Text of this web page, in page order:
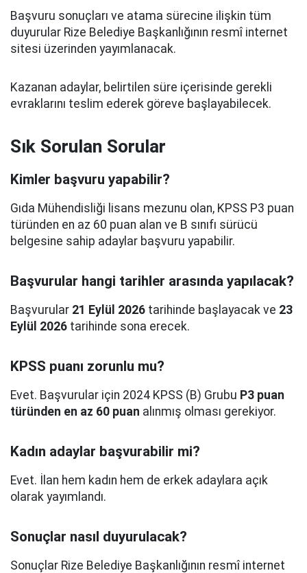
Başvuru sonuçları ve atama sürecine ilişkin tüm
duyurular Rize Belediye Başkanlığının resmî internet
sitesi üzerinden yayımlanacak.
Kazanan adaylar, belirtilen süre içerisinde gerekli
evraklarını teslim ederek göreve başlayabilecek.
Sık Sorulan Sorular
Kimler başvuru yapabilir?
Gıda Mühendisliği lisans mezunu olan, KPSS P3 puan
türünden en az 60 puan alan ve B sınıfı sürücü
belgesine sahip adaylar başvuru yapabilir.
Başvurular hangi tarihler arasında yapılacak?
Başvurular 21 Eylül 2026 tarihinde başlayacak ve 23
Eylül 2026 tarihinde sona erecek.
KPSS puanı zorunlu mu?
Evet. Başvurular için 2024 KPSS (B) Grubu P3 puan
türünden en az 60 puan alınmış olması gerekiyor.
Kadın adaylar başvurabilir mi?
Evet. İlan hem kadın hem de erkek adaylara açık
olarak yayımlandı.
Sonuçlar nasıl duyurulacak?
Sonuçlar Rize Belediye Başkanlığının resmî internet